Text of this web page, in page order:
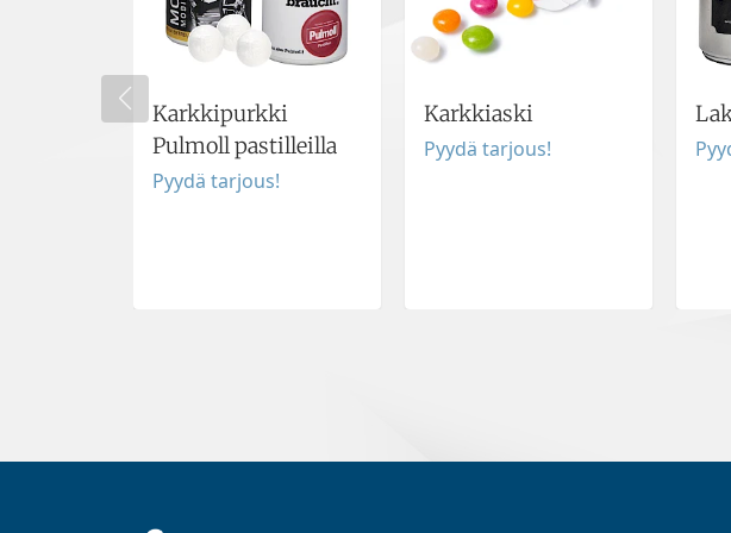
Karkkipurkki
Pulmoll pastilleilla
Pyydä tarjous!
Karkkiaski
Pyydä tarjous!